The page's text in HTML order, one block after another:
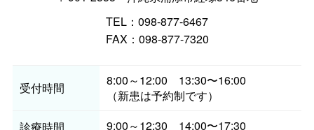
TEL：098-877-6467
FAX：098-877-7320
受付時間
8:00～12:00 13:30〜16:00
（新患は予約制です）
診療時間
9:00～12:30 14:00〜17:30